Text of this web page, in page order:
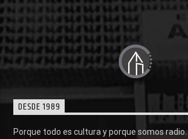
DESDE 1989
Porque todo es cultura y porque somos radio.